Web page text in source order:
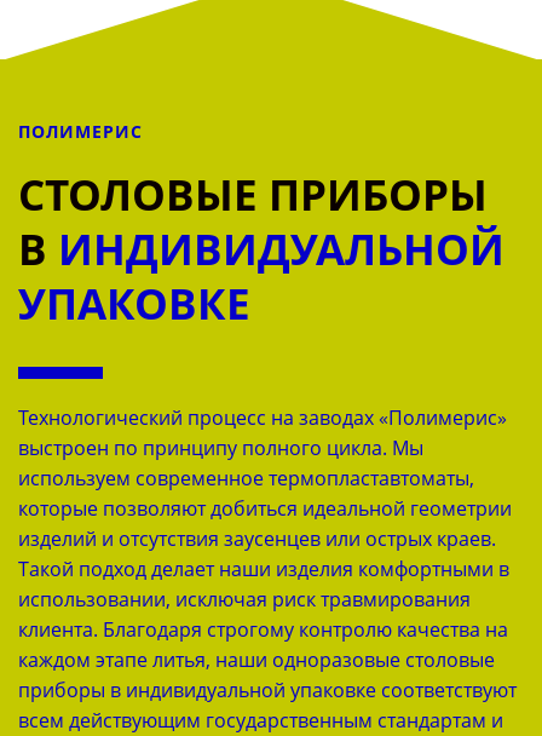
ПОЛИМЕРИС
СТОЛОВЫЕ ПРИБОРЫ
В ИНДИВИДУАЛЬНОЙ
УПАКОВКЕ
Технологический процесс на заводах «Полимерис»
выстроен по принципу полного цикла. Мы
используем современное термопластавтоматы,
которые позволяют добиться идеальной геометрии
изделий и отсутствия заусенцев или острых краев.
Такой подход делает наши изделия комфортными в
использовании, исключая риск травмирования
клиента. Благодаря строгому контролю качества на
каждом этапе литья, наши одноразовые столовые
приборы в индивидуальной упаковке соответствуют
всем действующим государственным стандартам и